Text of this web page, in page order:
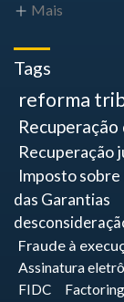
Mais
Tags
reforma
Recuperação
Imposto sobre
das Garantias
Fraude à
Assinatura
FIDC Factoring